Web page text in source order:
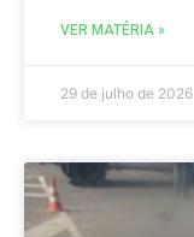
VER MATÉRIA »
29 de julho de 2026